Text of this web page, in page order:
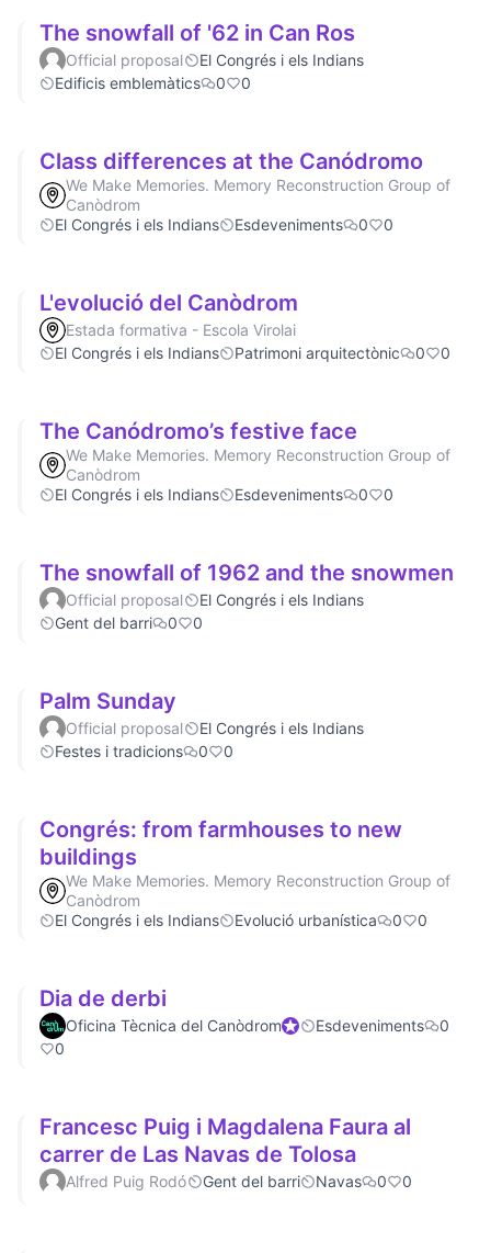
The snowfall of '62 in Can Ros
Official proposal
El Congrés i els Indians
Edificis emblemàtics
0 0
Class differences at the Canódromo
We Make Memories. Memory Reconstruction Group of
Canòdrom
El Congrés i els Indians
Esdeveniments 0 0
L'evolució del Canòdrom
Estada formativa - Escola Virolai
El Congrés i els Indians
Patrimoni arquitectònic 0 0
The Canódromo’s festive face
We Make Memories. Memory Reconstruction Group of
Canòdrom
El Congrés i els Indians
Esdeveniments 0 0
The snowfall of 1962 and the snowmen
Official proposal
El Congrés i els Indians
Gent del barri
0 0
Palm Sunday
Official proposal
El Congrés i els Indians
Festes i tradicions
0 0
Congrés: from farmhouses to new
buildings
We Make Memories. Memory Reconstruction Group of
Canòdrom
El Congrés i els Indians
Evolució urbanística 0 0
Dia de derbi
Oficina Tècnica del CanòdromOfficial participant
Esdeveniments
0
0
Francesc Puig i Magdalena Faura al
carrer de Las Navas de Tolosa
Alfred Puig Rodó Gent del barri Navas 0 0